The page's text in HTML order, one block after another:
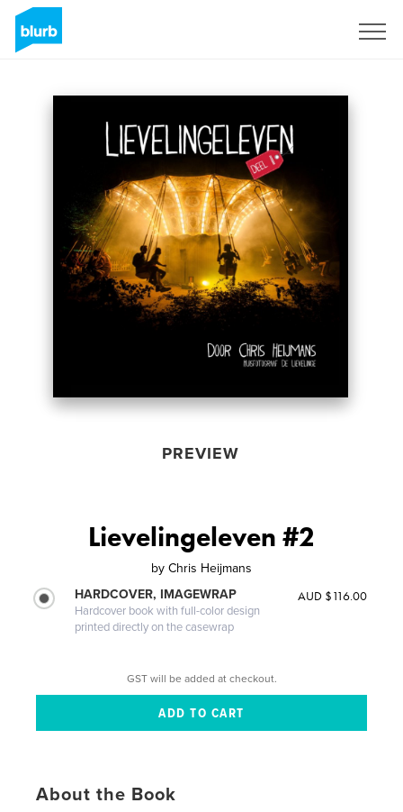
PREVIEW
Lievelingeleven #2
by Chris Heijmans
HARDCOVER, IMAGEWRAP
Hardcover book with full-color design
printed directly on the casewrap
AUD $116.00
GST will be added at checkout.
About the Book